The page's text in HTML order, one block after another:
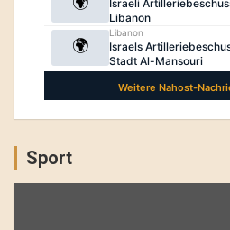
Sport